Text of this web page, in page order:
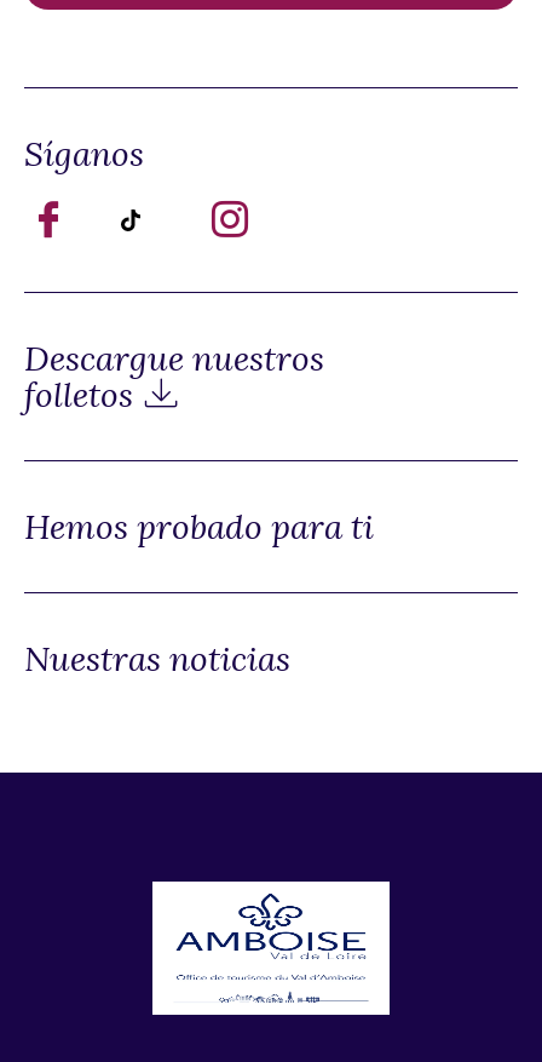
Síganos
Descargue nuestros
folletos
Hemos probado para ti
Nuestras noticias